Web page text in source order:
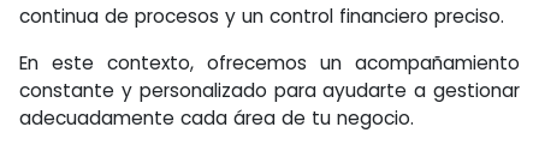
continua de procesos y un control financiero preciso.
En este contexto, ofrecemos un acompañamiento
constante y personalizado para ayudarte a gestionar
adecuadamente cada área de tu negocio.